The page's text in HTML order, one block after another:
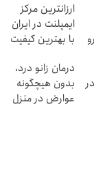
ارزانترین مرکز
ایمپلنت در ایران
با بهترین کیفیت
درمان زانو درد،
بدون هیچگونه
عوارض در منزل